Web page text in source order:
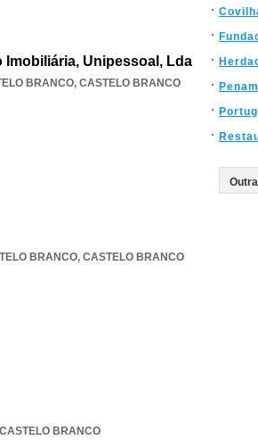
Imobiliária, Unipessoal, Lda
BRANCO, CASTELO BRANCO
BRANCO, CASTELO BRANCO
CASTELO BRANCO